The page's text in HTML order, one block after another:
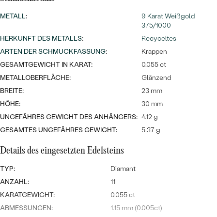
Wave Kollektion
ANSEHEN
MASSGEFERTIGTER
DIAMANTEN
Ohrrinnge
Personalisierte
Halsketten
ANSEHEN
Meistverkaufte
Ringe
METALL:
9 Karat Weißgold
375/1000
HERKUNFT DES METALLS:
Recyceltes
ARTEN DER SCHMUCKFASSUNG:
Krappen
GESAMTGEWICHT IN KARAT:
0.055 ct
METALLOBERFLÄCHE:
Glänzend
BREITE:
23 mm
HÖHE:
30 mm
UNGEFÄHRES GEWICHT DES ANHÄNGERS: 4.12 g
GESAMTES UNGEFÄHRES GEWICHT:
5.37 g
Details des eingesetzten Edelsteins
TYP:
Diamant
ANZAHL:
11
KARATGEWICHT:
0.055 ct
ABMESSUNGEN:
1.15 mm (0.005ct)